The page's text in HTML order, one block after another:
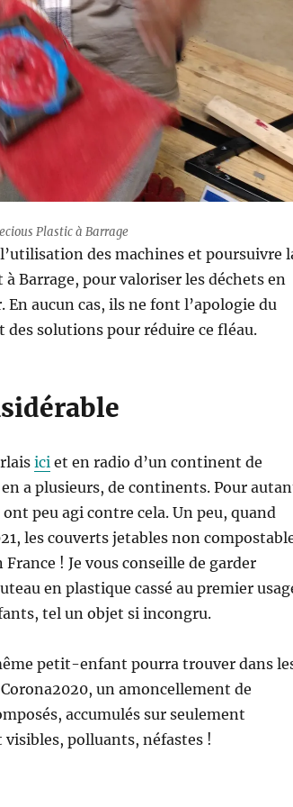
Plastic à Barrage
des machines et poursuivre
Barrage, pour valoriser les déchets en
aucun cas, ils ne font l’apologie du
solutions pour réduire ce fléau.
iciet en radio d’un continent de
a plusieurs, de continents. Pour
peu agi contre cela. Un peu, quand
les couverts jetables non
! Je vous conseille de garder
en plastique cassé au premier
tel un objet si incongru.
petit-enfant pourra trouver dans
un amoncellement de
accumulés sur seulement
polluants, néfastes !